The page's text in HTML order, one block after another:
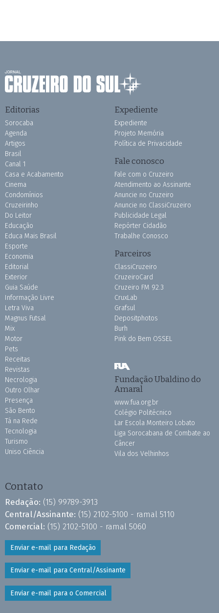
Editorias
Sorocaba
Agenda
Artigos
Brasil
Canal 1
Casa e Acabamento
Cinema
Condomínios
Cruzeirinho
Do Leitor
Educação
Educa Mais Brasil
Esporte
Economia
Editorial
Exterior
Guia Saúde
Informação Livre
Letra Viva
Magnus Futsal
Mix
Motor
Pets
Receitas
Revistas
Necrologia
Outro Olhar
Presença
São Bento
Tá na Rede
Tecnologia
Turismo
Uniso Ciência
Expediente
Expediente
Projeto Memória
Política de Privacidade
Fale conosco
Fale com o Cruzeiro
Atendimento ao Assinante
Anuncie no Cruzeiro
Anuncie no ClassiCruzeiro
Publicidade Legal
Repórter Cidadão
Trabalhe Conosco
Parceiros
ClassiCruzeiro
CruzeiroCard
Cruzeiro FM 92.3
CruxLab
Grafsul
Depositphotos
Burh
Pink do Bem OSSEL
Fundação Ubaldino do
Amaral
www.fua.org.br
Colégio Politécnico
Lar Escola Monteiro Lobato
Liga Sorocabana de Combate ao
Câncer
Vila dos Velhinhos
Contato
Redação: (15) 99789-3913
Central/Assinante: (15) 2102-5100 - ramal 5110
Comercial: (15) 2102-5100 - ramal 5060
Enviar e-mail para Redação
Enviar e-mail para Central/Assinante
Enviar e-mail para o Comercial